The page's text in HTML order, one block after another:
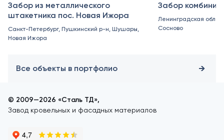
Забор из металлического
штакетника пос. Новая Ижора
Санкт-Петербург, Пушкинский р-н, Шушары,
Новая Ижора
Забор
Ленинградская
Сосново
Все объекты в портфолио
© 2009—2026 «Сталь ТД»,
Завод кровельных и фасадных материалов